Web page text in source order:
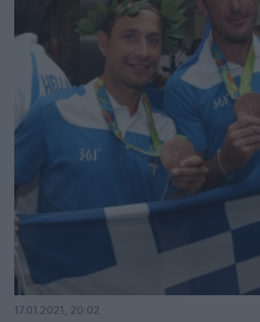
17.01.2021, 20:02